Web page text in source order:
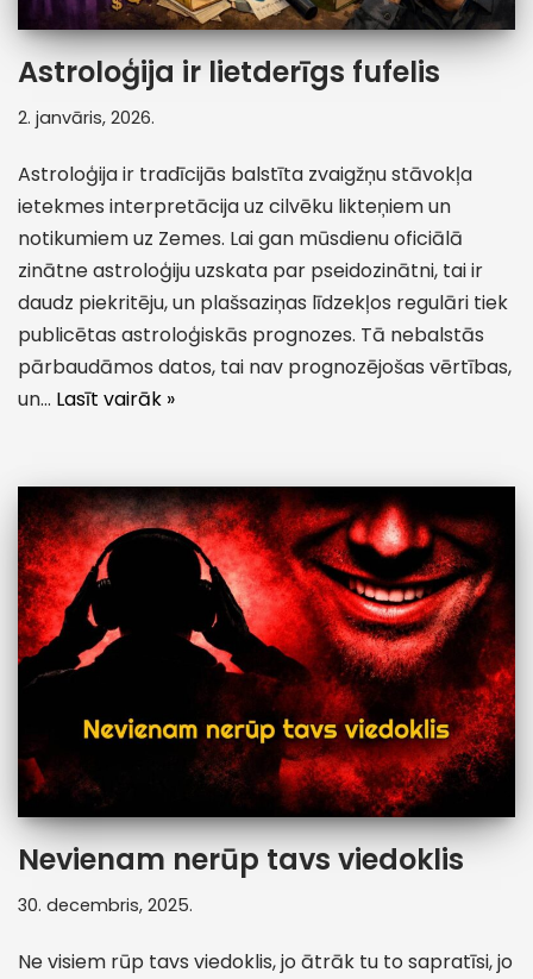
Astroloģija ir lietderīgs fufelis
2. janvāris, 2026.
Astroloģija ir tradīcijās balstīta zvaigžņu stāvokļa
ietekmes interpretācija uz cilvēku likteņiem un
notikumiem uz Zemes. Lai gan mūsdienu oficiālā
zinātne astroloģiju uzskata par pseidozinātni, tai ir
daudz piekritēju, un plašsaziņas līdzekļos regulāri tiek
publicētas astroloģiskās prognozes. Tā nebalstās
pārbaudāmos datos, tai nav prognozējošas vērtības,
un… Lasīt vairāk »
Nevienam nerūp tavs viedoklis
30. decembris, 2025.
Ne visiem rūp tavs viedoklis, jo ātrāk tu to sapratīsi, jo